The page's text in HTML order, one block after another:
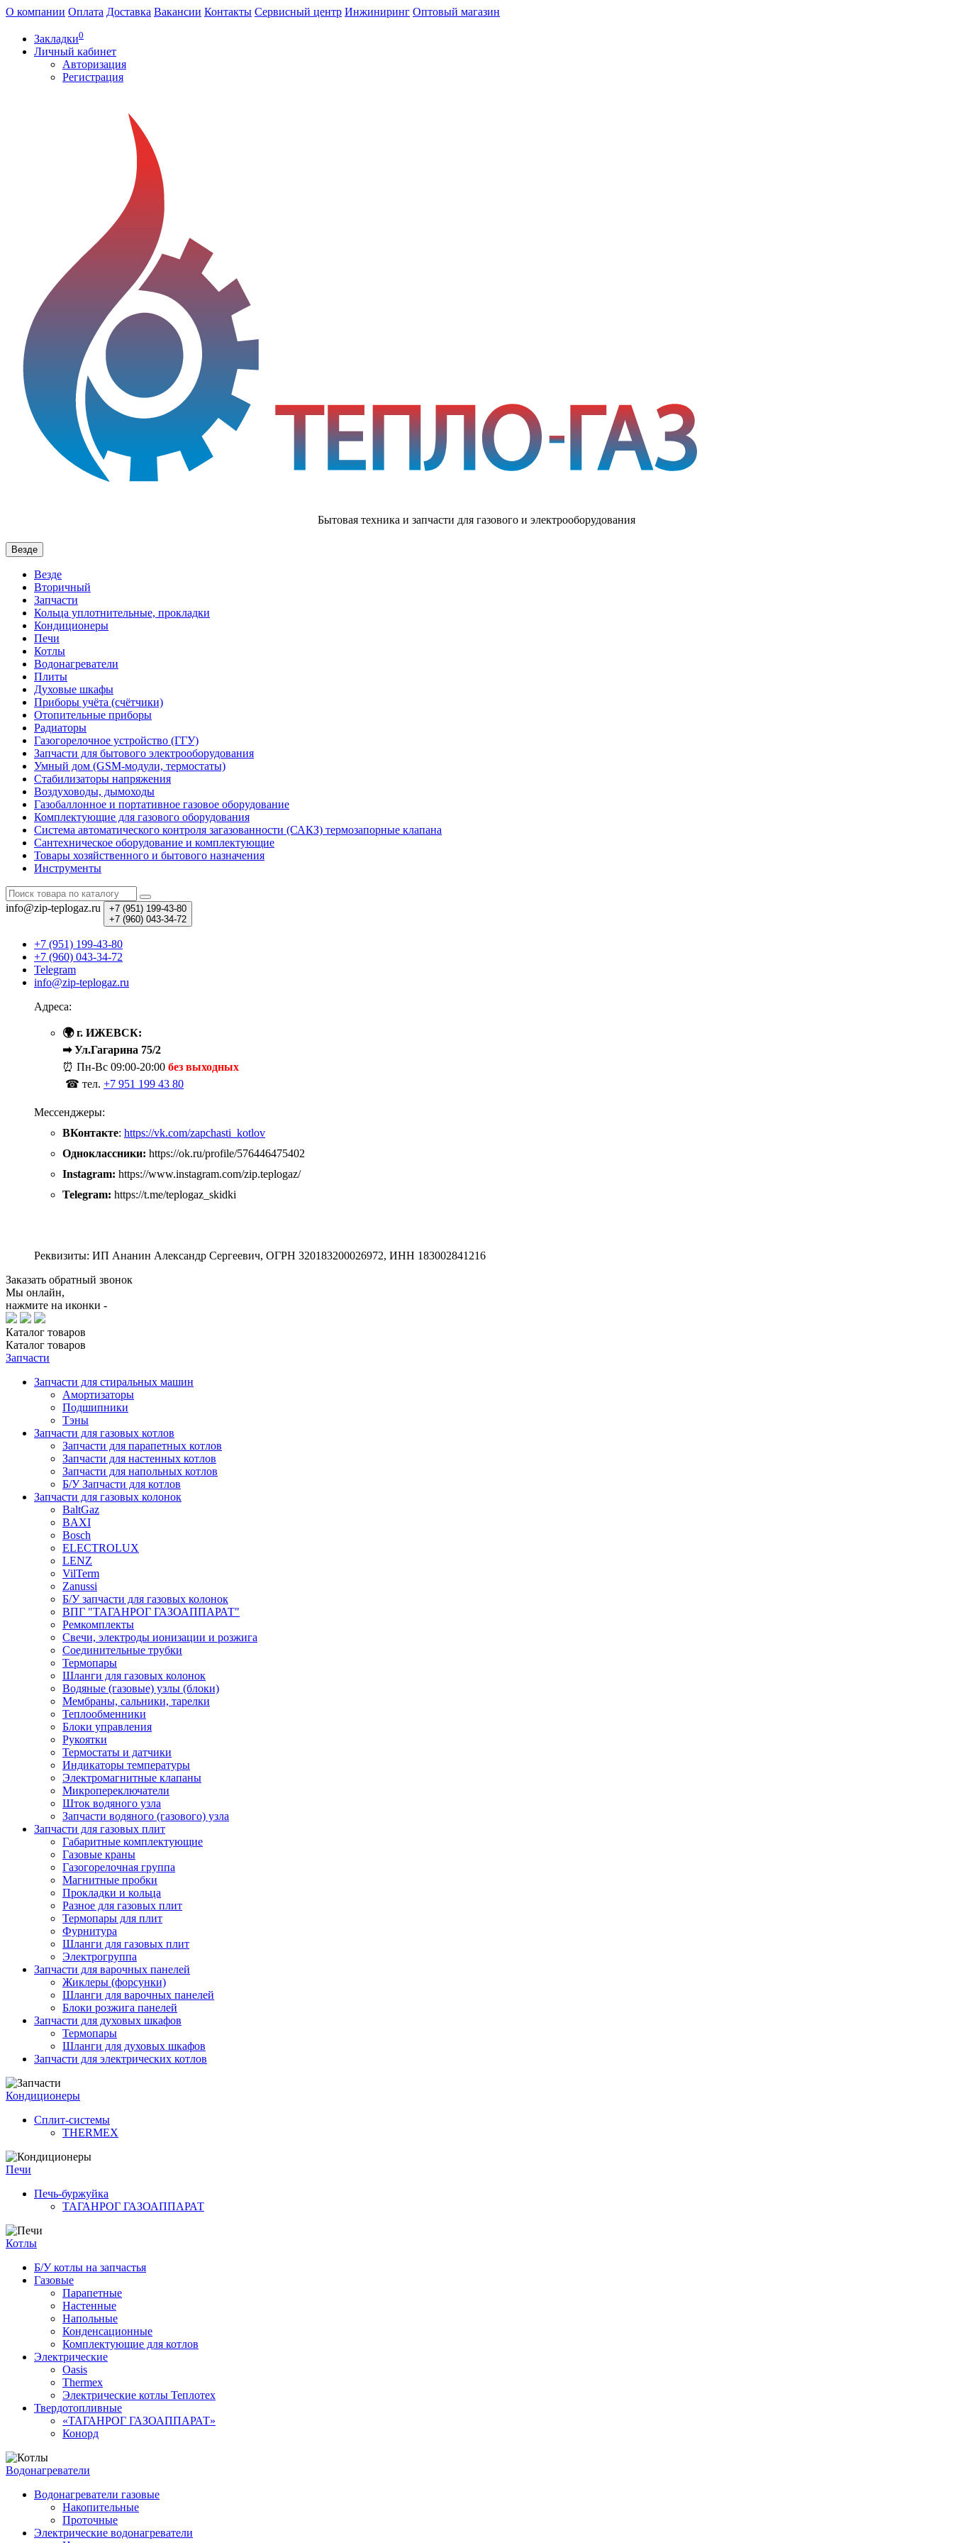
О компании Оплата Доставка Вакансии Контакты Сервисный центр Инжиниринг Оптовый магазин
Закладки0
Личный кабинет
Авторизация
Регистрация
Бытовая техника и запчасти для газового и электрооборудования
Везде
Везде
Вторичный
Запчасти
Кольца уплотнительные, прокладки
Кондиционеры
Печи
Котлы
Водонагреватели
Плиты
Духовые шкафы
Приборы учёта (счётчики)
Отопительные приборы
Радиаторы
Газогорелочное устройство (ГГУ)
Запчасти для бытового электрооборудования
Умный дом (GSM-модули, термостаты)
Cтабилизаторы напряжения
Воздуховоды, дымоходы
Газобаллонное и портативное газовое оборудование
Комплектующие для газового оборудования
Система автоматического контроля загазованности (САКЗ) термозапорные клапана
Сантехническое оборудование и комплектующие
Товары хозяйственного и бытового назначения
Инструменты
info@zip-teplogaz.ru +7 (951) 199-43-80
+7 (960) 043-34-72
+7 (951) 199-43-80
+7 (960) 043-34-72
Telegram
info@zip-teplogaz.ru
Адреса:
🌍 г. ИЖЕВСК:
➡ Ул.Гагарина 75/2
⏰ Пн-Вс 09:00-20:00 без выходных
☎ тел. +7 951 199 43 80
Мессенджеры:
ВКонтакте: https://vk.com/zapchasti_kotlov
Одноклассники: https://ok.ru/profile/576446475402
Instagram: https://www.instagram.com/zip.teplogaz/
Telegram: https://t.me/teplogaz_skidki
Реквизиты: ИП Ананин Александр Сергеевич, ОГРН 320183200026972, ИНН 183002841216
Заказать обратный звонок
Мы онлайн,
нажмите на иконки -
Каталог товаров
Каталог товаров
Запчасти
Запчасти для стиральных машин
Амортизаторы
Подшипники
Тэны
Запчасти для газовых котлов
Запчасти для парапетных котлов
Запчасти для настенных котлов
Запчасти для напольных котлов
Б/У Запчасти для котлов
Запчасти для газовых колонок
BaltGaz
BAXI
Bosch
ELECTROLUX
LENZ
VilTerm
Zanussi
Б/У запчасти для газовых колонок
ВПГ "ТАГАНРОГ ГАЗОАППАРАТ"
Ремкомплекты
Свечи, электроды ионизации и розжига
Соединительные трубки
Термопары
Шланги для газовых колонок
Водяные (газовые) узлы (блоки)
Мембраны, сальники, тарелки
Теплообменники
Блоки управления
Рукоятки
Термостаты и датчики
Индикаторы температуры
Электромагнитные клапаны
Микропереключатели
Шток водяного узла
Запчасти водяного (газового) узла
Запчасти для газовых плит
Габаритные комплектующие
Газовые краны
Газогорелочная группа
Магнитные пробки
Прокладки и кольца
Разное для газовых плит
Термопары для плит
Фурнитура
Шланги для газовых плит
Электрогруппа
Запчасти для варочных панелей
Жиклеры (форсунки)
Шланги для варочных панелей
Блоки розжига панелей
Запчасти для духовых шкафов
Термопары
Шланги для духовых шкафов
Запчасти для электрических котлов
Кондиционеры
Сплит-системы
THERMEX
Печи
Печь-буржуйка
ТАГАНРОГ ГАЗОАППАРАТ
Котлы
Б/У котлы на запчастья
Газовые
Парапетные
Настенные
Напольные
Конденсационные
Комплектующие для котлов
Электрические
Oasis
Thermex
Электрические котлы Теплотех
Твердотопливные
«ТАГАНРОГ ГАЗОАППАРАТ»
Конорд
Водонагреватели
Водонагреватели газовые
Накопительные
Проточные
Электрические водонагреватели